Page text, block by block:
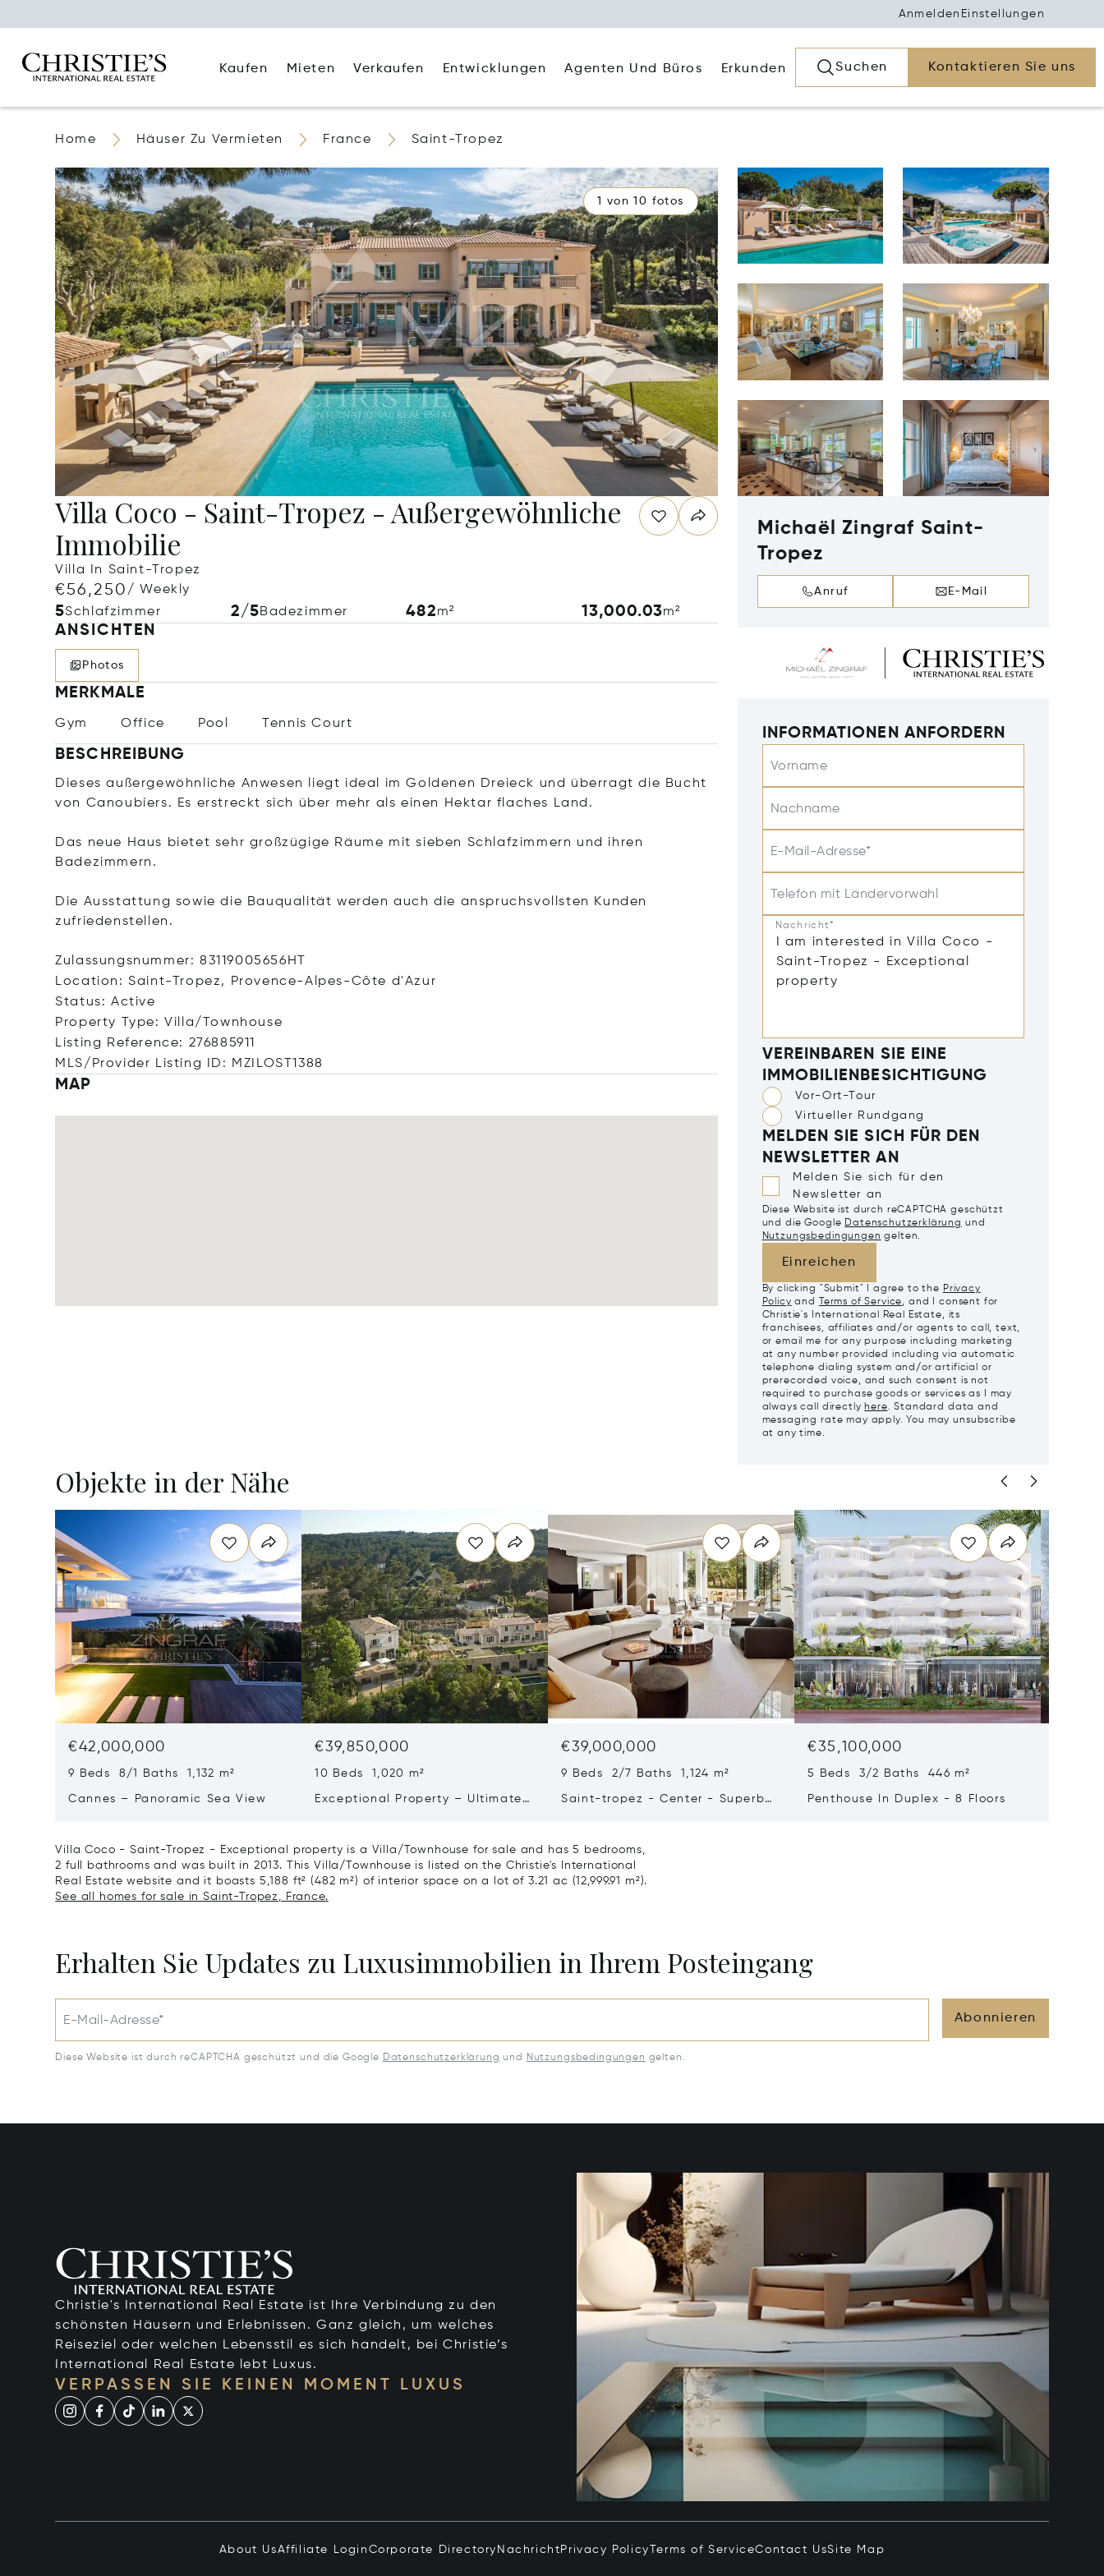
Anmelden Einstellungen
Kaufen Mieten Verkaufen Entwicklungen Agenten Und Büros Erkunden Suchen Kontaktieren Sie uns
Home Häuser Zu Vermieten France Saint-Tropez
1 von 10 fotos
Villa Coco - Saint-Tropez - Außergewöhnliche
Immobilie
Villa In Saint-Tropez
€56,250/ Weekly
5Schlafzimmer 2/5Badezimmer 482m² 13,000.03m²
ANSICHTEN
Photos
MERKMALE
Gym Office Pool Tennis Court
BESCHREIBUNG
Dieses außergewöhnliche Anwesen liegt ideal im Goldenen Dreieck und überragt die Bucht
von Canoubiers. Es erstreckt sich über mehr als einen Hektar flaches Land.
Das neue Haus bietet sehr großzügige Räume mit sieben Schlafzimmern und ihren
Badezimmern.
Die Ausstattung sowie die Bauqualität werden auch die anspruchsvollsten Kunden
zufriedenstellen.
Zulassungsnummer: 83119005656HT
Location: Saint-Tropez, Provence-Alpes-Côte d'Azur
Status: Active
Property Type: Villa/Townhouse
Listing Reference: 276885911
MLS/Provider Listing ID: MZILOST1388
MAP
Michaël Zingraf Saint-
Tropez
Anruf E-Mail
INFORMATIONEN ANFORDERN
Vorname
Nachname
E-Mail-Adresse*
Telefon mit Ländervorwahl
Nachricht*
VEREINBAREN SIE EINE
IMMOBILIENBESICHTIGUNG
Vor-Ort-Tour
Virtueller Rundgang
MELDEN SIE SICH FÜR DEN
NEWSLETTER AN
Melden Sie sich für den
Newsletter an
Diese Website ist durch reCAPTCHA geschützt
und die Google Datenschutzerklärung und
Nutzungsbedingungen gelten.
Einreichen
By clicking "Submit" I agree to the Privacy
Policy and Terms of Service, and I consent for
Christie's International Real Estate, its
franchisees, affiliates and/or agents to call, text,
or email me for any purpose including marketing
at any number provided including via automatic
telephone dialing system and/or artificial or
prerecorded voice, and such consent is not
required to purchase goods or services as I may
always call directly here. Standard data and
messaging rate may apply. You may unsubscribe
at any time.
Objekte in der Nähe
€42,000,000
9 Beds 8/1 Baths 1,132 m²
Cannes – Panoramic Sea View
€39,850,000
10 Beds 1,020 m²
Exceptional Property – Ultimate
€39,000,000
9 Beds 2/7 Baths 1,124 m²
Saint-tropez - Center - Superb
€35,100,000
5 Beds 3/2 Baths 446 m²
Penthouse In Duplex - 8 Floors
Villa Coco - Saint-Tropez - Exceptional property is a Villa/Townhouse for sale and has 5 bedrooms,
2 full bathrooms and was built in 2013. This Villa/Townhouse is listed on the Christie's International
Real Estate website and it boasts 5,188 ft² (482 m²) of interior space on a lot of 3.21 ac (12,999.91 m²).
See all homes for sale in Saint-Tropez, France.
Erhalten Sie Updates zu Luxusimmobilien in Ihrem Posteingang
E-Mail-Adresse* Abonnieren
Diese Website ist durch reCAPTCHA geschützt und die Google Datenschutzerklärung und Nutzungsbedingungen gelten.
Christie's International Real Estate ist Ihre Verbindung zu den
schönsten Häusern und Erlebnissen. Ganz gleich, um welches
Reiseziel oder welchen Lebensstil es sich handelt, bei Christie’s
International Real Estate lebt Luxus.
VERPASSEN SIE KEINEN MOMENT LUXUS
About UsAffiliate Login Corporate Directory Nachricht Privacy PolicyTerms of ServiceContact UsSite Map